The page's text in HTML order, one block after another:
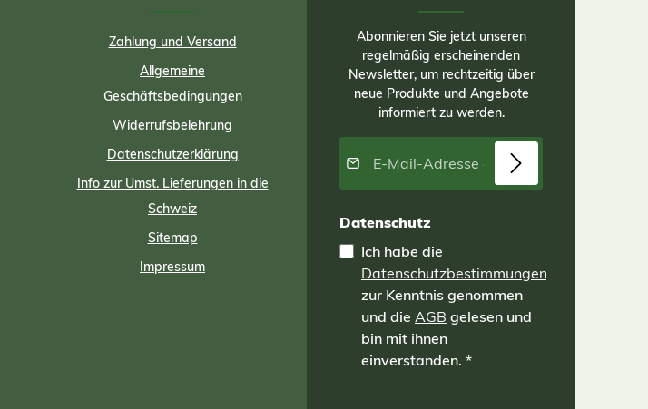
Zahlung und Versand
Allgemeine
Geschäftsbedingungen
Widerrufsbelehrung
Datenschutzerklärung
Info zur Umst. Lieferungen in die
Schweiz
Sitemap
Impressum
Abonnieren Sie jetzt unseren
regelmäßig erscheinenden
Newsletter, um rechtzeitig über
neue Produkte und Angebote
informiert zu werden.
E-Mail-Adresse*
Datenschutz
Ich habe die
Datenschutzbestimmungen
zur Kenntnis genommen
und die AGB gelesen und
bin mit ihnen
einverstanden. *